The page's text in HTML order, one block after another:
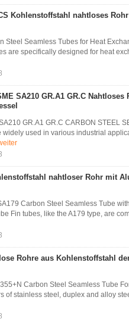
Kohlenstoffstahl nahtloses
Steel Seamless Tubes for Heat
are specifically designed for heat
SA210 GR.A1 GR.C
GR.A1 GR.C CARBON STEEL
widely used in various industrial
nahtloser Rohr mit
Carbon Steel Seamless Tube
Fin tubes, like the A179 type, are
Rohre aus Kohlenstoffstahl
Carbon Steel Seamless Tube
of stainless steel, duplex and alloy